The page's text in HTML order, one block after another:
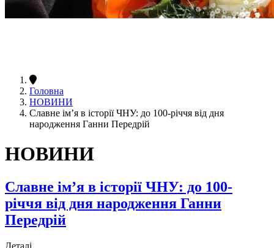
Головна
НОВИНИ
Славне ім’я в історії ЧНУ: до 100-річчя від дня
народження Ганни Передрій
НОВИНИ
Славне ім’я в історії ЧНУ: до 100-
річчя від дня народження Ганни
Передрій
Деталі